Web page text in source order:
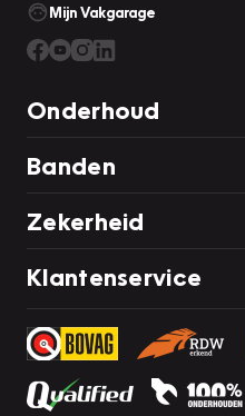
Mijn Vakgarage
Onderhoud
Banden
Zekerheid
Klantenservice